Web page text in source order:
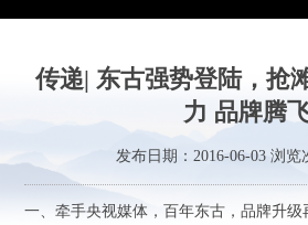
传递| 东古强势登陆，抢
力 品牌腾
发布日期：2016-06-03 浏览
一、牵手央视媒体，百年东古，品牌升级